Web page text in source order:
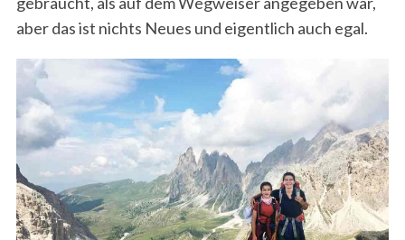
aber das ist nichts Neues und eigentlich auch egal.